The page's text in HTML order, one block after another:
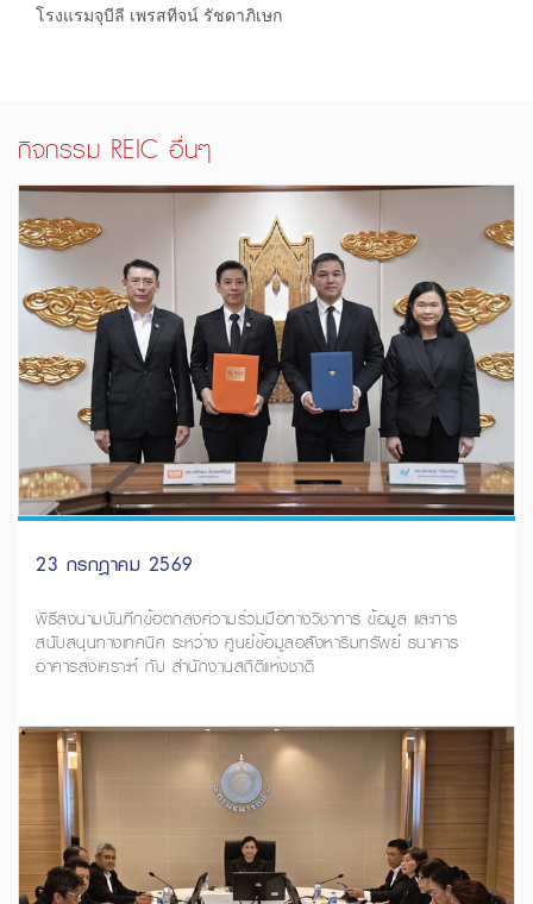
โรงแรมจุบีลี เพรสทีจน์ รัชดาภิเษก
กิจกรรม REIC อื่นๆ
23 กรกฎาคม 2569
พิธีลงนามบันทึกข้อตกลงความร่วมมือทางวิชาการ ข้อมูล และการ
สนับสนุนทางเทคนิค ระหว่าง ศูนย์ข้อมูลอสังหาริมทรัพย์ ธนาคาร
อาคารสงเคราะห์ กับ สำนักงานสถิติแห่งชาติ